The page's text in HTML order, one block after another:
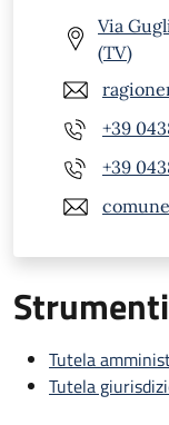
Via
(TV)
+39
+39
Tutela
Tutela